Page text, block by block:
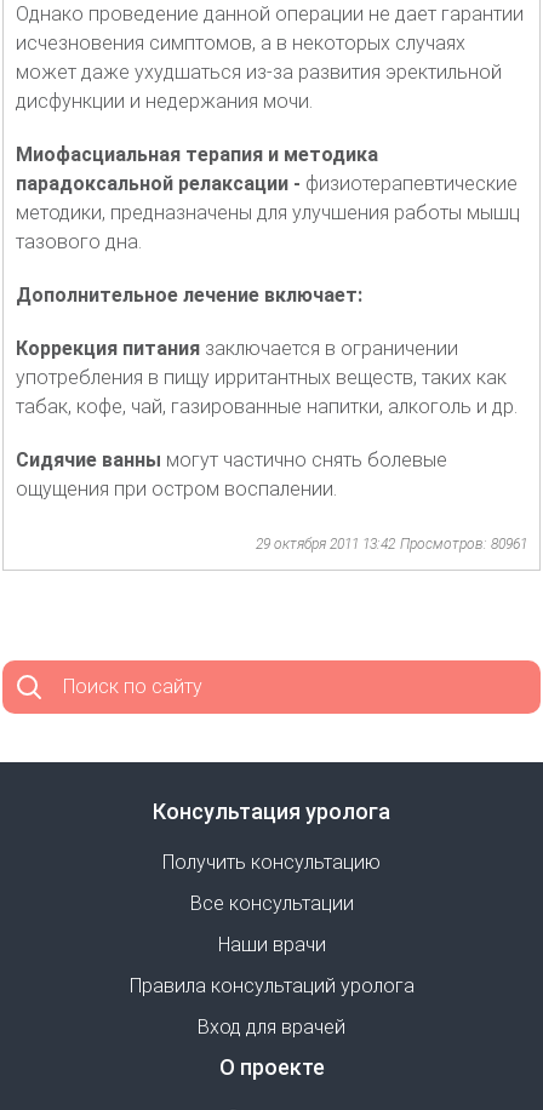
Однако проведение данной операции не дает гарантии
исчезновения симптомов, а в некоторых случаях
может даже ухудшаться из-за развития эректильной
дисфункции и недержания мочи.
Миофасциальная терапия и методика
парадоксальной релаксации - физиотерапевтические
методики, предназначены для улучшения работы мышц
тазового дна.
Дополнительное лечение включает:
Коррекция питания заключается в ограничении
употребления в пищу ирритантных веществ, таких как
табак, кофе, чай, газированные напитки, алкоголь и др.
Сидячие ванны могут частично снять болевые
ощущения при остром воспалении.
29 октября 2011 13:42 Просмотров: 80961
Поиск по сайту
Консультация уролога
Получить консультацию
Все консультации
Наши врачи
Правила консультаций уролога
Вход для врачей
О проекте